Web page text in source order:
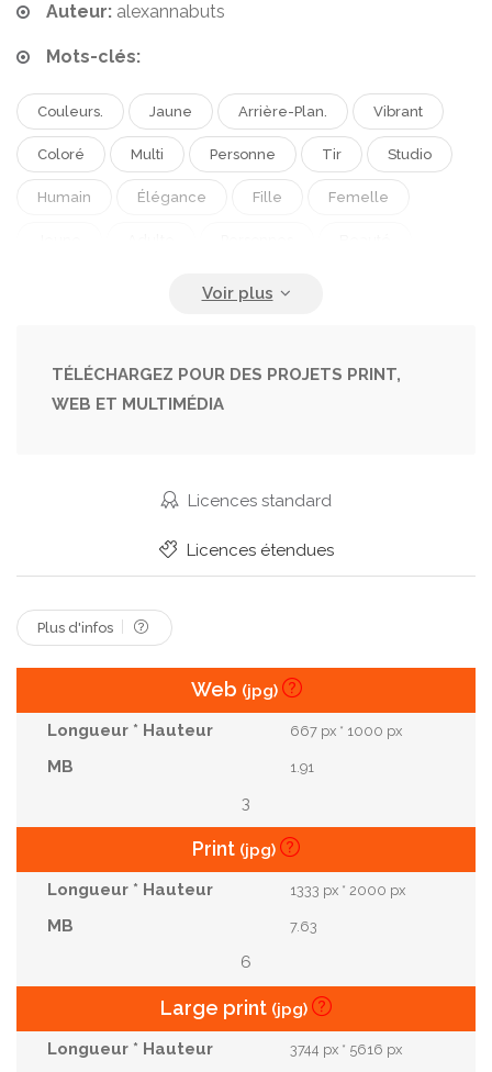
Auteur: alexannabuts
Mots-clés:
Couleurs. Jaune Arrière-Plan. Vibrant
Coloré Multi Personne Tir Studio
Humain Élégance Fille Femelle
Mignon
Mode Peau Lisse Charme Femme
Se Maquiller Corps
Sensuelle Poser
Tentant Eyeliner
TÉLÉCHARGEZ POUR DES PROJETS PRINT,
WEB ET MULTIMÉDIA
Licences standard
Licences étendues
Plus d'infos
Web (jpg)
667 px * 1000 px
1.91
3
Print (jpg)
1333 px * 2000 px
7.63
6
Large print (jpg)
3744 px * 5616 px